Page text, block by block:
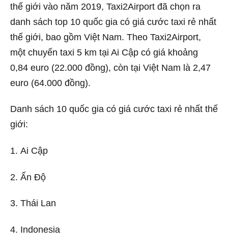
thế giới vào năm 2019, Taxi2Airport đã chọn ra
danh sách top 10 quốc gia có giá cước taxi rẻ nhất
thế giới, bao gồm Việt Nam. Theo Taxi2Airport,
một chuyến taxi 5 km tại Ai Cập có giá khoảng
0,84 euro (22.000 đồng), còn tại Việt Nam là 2,47
euro (64.000 đồng).
Danh sách 10 quốc gia có giá cước taxi rẻ nhất thế
giới:
1. Ai Cập
2. Ấn Độ
3. Thái Lan
4. Indonesia